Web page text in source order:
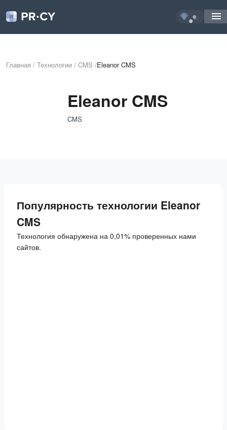
...
Главная / Технологии / CMS /Eleanor CMS
Eleanor CMS
CMS
Популярность технологии Eleanor
CMS
Технология обнаружена на 0,01% проверенных нами
сайтов.